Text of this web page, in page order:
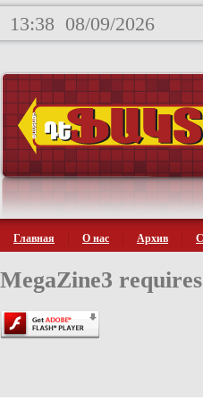
13:38 08/09/2026
Главная О нас Архив
MegaZine3